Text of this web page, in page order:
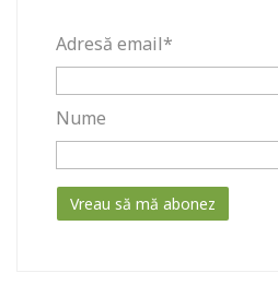
Adresă email*
Nume